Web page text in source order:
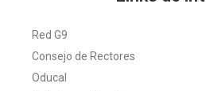
Red G9
Consejo de Rectores
Oducal